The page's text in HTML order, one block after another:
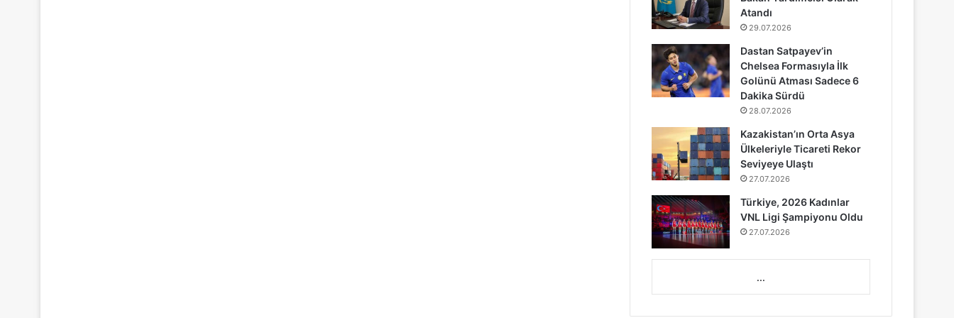
Atandı
29.07.2026
Dastan Satpayev’in
Chelsea Formasıyla İlk
Golünü Atması Sadece 6
Dakika Sürdü
28.07.2026
Kazakistan’ın Orta Asya
Ülkeleriyle Ticareti Rekor
Seviyeye Ulaştı
27.07.2026
Türkiye, 2026 Kadınlar
VNL Ligi Şampiyonu Oldu
27.07.2026
...